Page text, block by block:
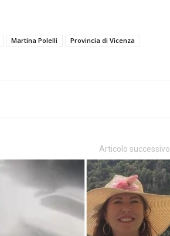
Martina Polelli
Provincia di Vicenza
Articolo successivo